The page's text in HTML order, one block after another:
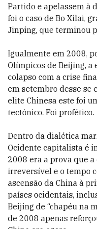
Partido e apelassem à
foi o caso de Bo Xilai,
Jinping, que terminou
Igualmente em 2008,
Olímpicos de Beijing,
colapso com a crise
em setembro desse se
elite Chinesa este foi
tectónico. Foi profético.
Dentro da dialética
Ocidente capitalista é
2008 era a prova que
irreversível e o tempo
ascensão da China à
países ocidentais,
Beijing de “chapéu na
de 2008 apenas